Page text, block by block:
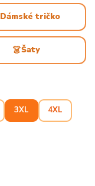
Dámské tričko
👗Šaty
3XL 4XL